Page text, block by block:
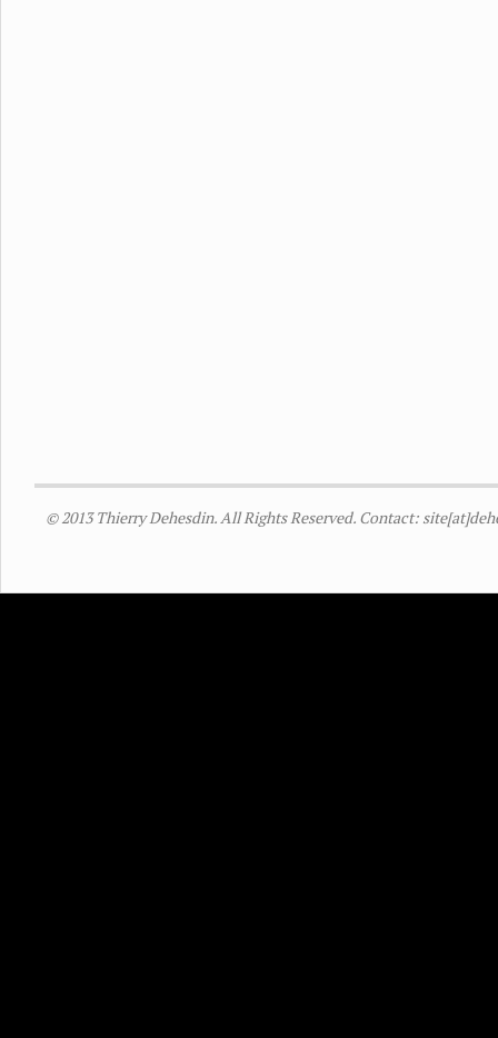
© 2013 Thierry Dehesdin. All Rights Reserved. Contact: